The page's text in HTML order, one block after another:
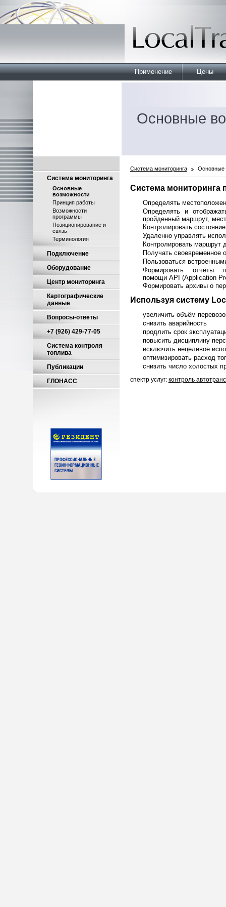
Применение Цены
Система мониторинга
Основные
возможности
Принцип работы
Возможности
программы
Позиционирование и
связь
Терминология
Подключение
Оборудование
Центр мониторинга
Картографические
данные
Вопросы-ответы
+7 (926) 429-77-05
Система контроля
топлива
Публикации
ГЛОНАСС
Основные
Система мониторинга Основные
Система мониторинга
Определять
Определять и
пройденный маршрут,
Контролировать
Удаленно управлять
Контролировать маршрут
Получать своевременное
Пользоваться
Формировать
помощи API (Application
Формировать архивы о
Используя систему
увеличить объём
снизить аварийность
продлить срок
повысить дисциплину
исключить нецелевое
оптимизировать расход
снизить число холостых
спектр услуг: контроль